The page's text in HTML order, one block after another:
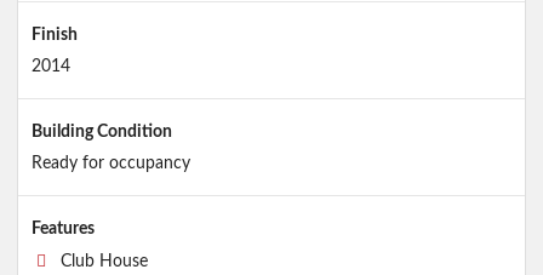
Finish
2014
Building Condition
Ready for occupancy
Features
Club House